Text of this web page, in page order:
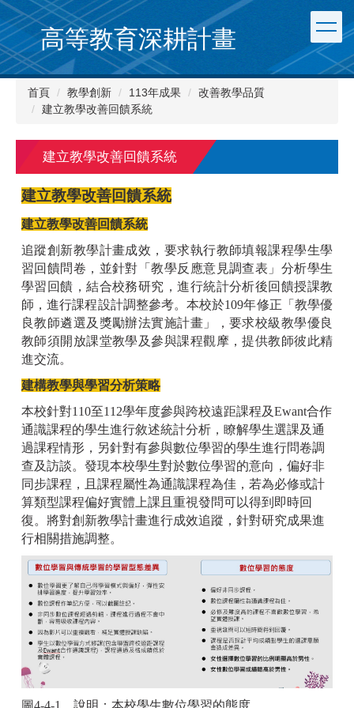
跳
到
主
要
內
高等教育深耕計畫
首頁 教學創新 113年成果
改善教學品質
建立教學改善回饋系統
建立教學改善回饋系統
建立教學改善回饋系統
建立教學改善回饋系統
追蹤創新教學計畫成效，要求執行教師填報課程學生學
習回饋問卷，並針對「教學反應意見調查表」分析學生
學習回饋，結合校務研究，進行統計分析後回饋授課教
師，進行課程設計調整參考。本校於109年修正「教學優
良教師遴選及獎勵辦法實施計畫」，要求校級教學優良
教師須開放課堂教學及參與課程觀摩，提供教師彼此精
進交流。
建構教學與學習分析策略
本校針對110至112學年度參與跨校遠距課程及Ewant合作
通識課程的學生進行敘述統計分析，瞭解學生選課及通
過課程情形，另針對有參與數位學習的學生進行問卷調
查及訪談。發現本校學生對於數位學習的意向，偏好非
同步課程，且課程屬性為通識課程為佳，若為必修或計
算類型課程偏好實體上課且重視發問可以得到即時回
復。將對創新教學計畫進行成效追蹤，針對研究成果進
行相關措施調整。